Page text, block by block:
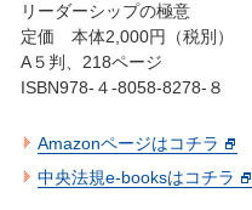
リーダーシップの極意
定価 本体2,000円（税別）
A５判、218ページ
ISBN978-４-8058-8278-８
Amazonページはコチラ
中央法規e-booksはコチラ